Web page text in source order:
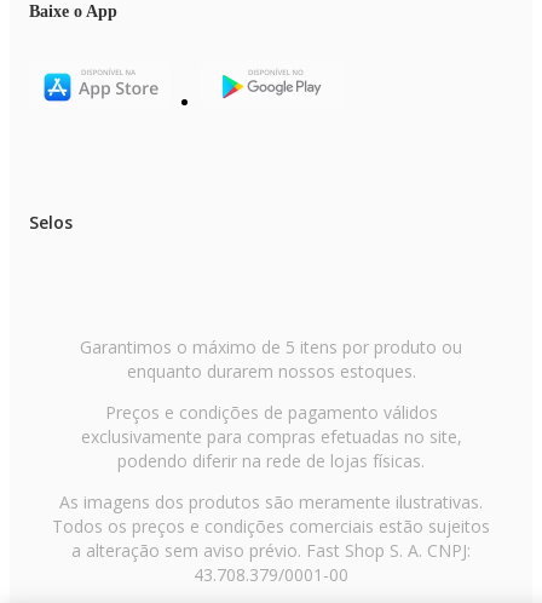
Baixe o App
Selos
Garantimos o máximo de 5 itens por produto ou
enquanto durarem nossos estoques.
Preços e condições de pagamento válidos
exclusivamente para compras efetuadas no site,
podendo diferir na rede de lojas físicas.
As imagens dos produtos são meramente ilustrativas.
Todos os preços e condições comerciais estão sujeitos
a alteração sem aviso prévio. Fast Shop S. A. CNPJ:
43.708.379/0001-00